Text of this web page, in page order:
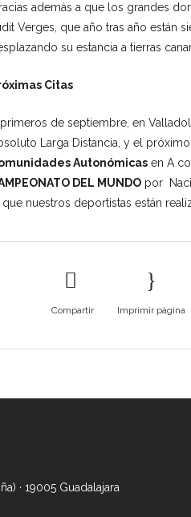
además a que los grandes
Verges, que año tras año están
su estancia a tierras
Citas
de septiembre, en
Larga Distancia, y el
Autonómicasen A
DEL MUNDOpor
nuestros deportistas están
Compartir Imprimir página
· 19005 Guadalajara